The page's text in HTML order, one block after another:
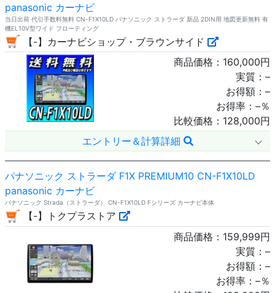
panasonic カーナビ
当日出荷 代引手数料無料 CN-F1X10LD パナソニック ストラーダ 新品 2DIN用 地図更新無料 有
機EL10V型ワイド フローティング
【-】カーナビショップ・ブラウンサイド
商品価格： 160,000円
実質： –
お得額： –
お得率： –％
比較価格： 128,000円
エントリー＆計算詳細
パナソニック ストラーダ F1X PREMIUM10 CN-F1X10LD
panasonic カーナビ
パナソニック Strada（ストラーダ） CN-F1X10LD Fシリーズ カーナビ本体
【-】トクプラストア
商品価格： 159,999円
実質： –
お得額： –
お得率： –％